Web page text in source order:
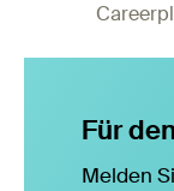
Für
Melden